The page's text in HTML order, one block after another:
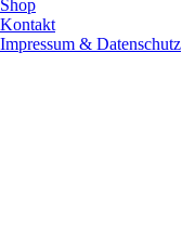
Shop
Kontakt
Impressum & Datenschutz